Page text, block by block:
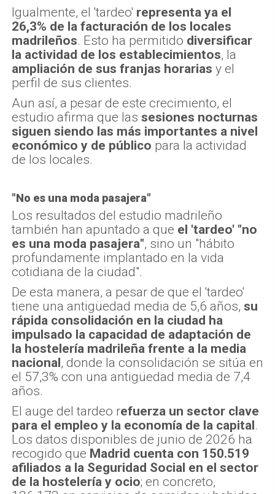
Igualmente, el 'tardeo' representa ya el
26,3% de la facturación de los locales
madrileños. Esto ha permitido diversificar
la actividad de los establecimientos, la
ampliación de sus franjas horarias y el
perfil de sus clientes.
Aun así, a pesar de este crecimiento, el
estudio afirma que las sesiones nocturnas
siguen siendo las más importantes a nivel
económico y de público para la actividad
de los locales.
"No es una moda pasajera"
Los resultados del estudio madrileño
también han apuntado a que el 'tardeo' "no
es una moda pasajera", sino un "hábito
profundamente implantado en la vida
cotidiana de la ciudad".
De esta manera, a pesar de que el 'tardeo'
tiene una antigüedad media de 5,6 años, su
rápida consolidación en la ciudad ha
impulsado la capacidad de adaptación de
la hostelería madrileña frente a la media
nacional, donde la consolidación se sitúa en
el 57,3% con una antigüedad media de 7,4
años.
El auge del tardeo refuerza un sector clave
para el empleo y la economía de la capital.
Los datos disponibles de junio de 2026 ha
recogido que Madrid cuenta con 150.519
afiliados a la Seguridad Social en el sector
de la hostelería y ocio; en concreto,